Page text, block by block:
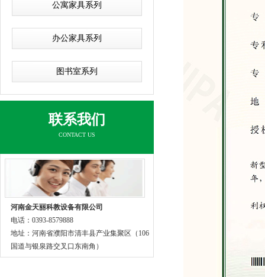
公寓家具系列
办公家具系列
图书室系列
联系我们
CONTACT US
河南金天丽科教设备有限公司
电话：0393-8579888
地址：河南省濮阳市清丰县产业集聚区（106
国道与银泉路交叉口东南角）